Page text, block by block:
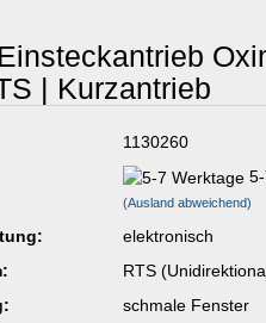
vergessen?
| Kurzantrieb
1130260
(Ausland abweichend)
elektronisch
RTS
schmale Fenster